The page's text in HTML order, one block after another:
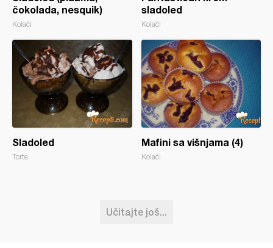
čokolada, nesquik)
Kolači
sladoled
Kolači
Sladoled
Torte
Mafini sa višnjama (4)
Kolači
Učitajte još...